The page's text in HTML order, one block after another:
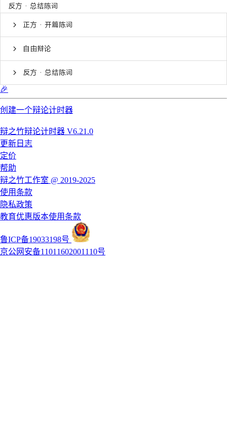
反方 · 总结陈词
正方 · 开篇陈词
自由辩论
反方 · 总结陈词
🎉
创建一个辩论计时器
辩之竹辩论计时器 V6.21.0
更新日志
定价
帮助
辩之竹工作室 @ 2019-2025
使用条款
隐私政策
教育优惠版本使用条款
鲁ICP备19033198号
京公网安备11011602001110号